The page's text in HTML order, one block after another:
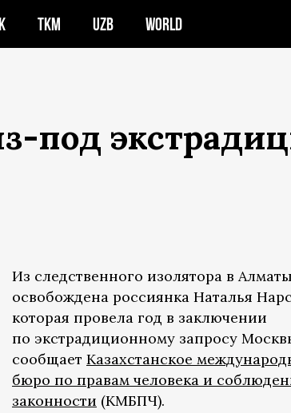
TKM UZB WORLD
под
Из следственного изолятора в Алматы
освобождена россиянка Наталья
которая провела год в заключении
по экстрадиционному запросу
сообщает Казахстанское
бюро по правам человека и
законности (КМБПЧ).